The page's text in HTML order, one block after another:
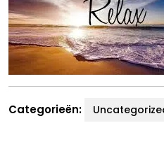
Categorieën: